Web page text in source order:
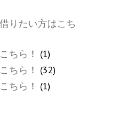
りたい方はこち
ちら！ (1)
ちら！ (32)
ちら！ (1)